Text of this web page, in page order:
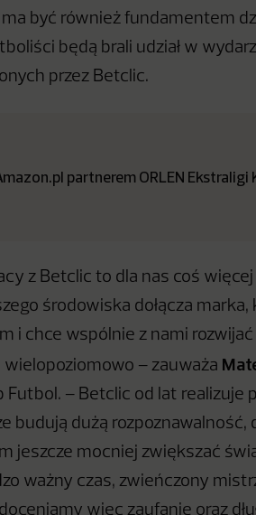
ma być również fundamentem
będą brali udział w
przez Betclic.
partnerem ORLEN Ekstraligi
z Betclic to dla nas coś
środowiska dołącza
i chce wspólnie z nami
– zauważa
Futbol. – Betclic od lat realizuje
budują dużą rozpoznawalność,
jeszcze mocniej zwiększać
ważny czas, zwieńczony
więc zaufanie oraz